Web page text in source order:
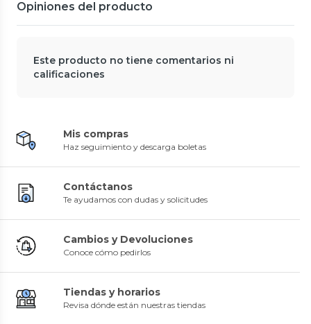
Opiniones del producto
Este producto no tiene comentarios ni
calificaciones
Mis compras
Haz seguimiento y descarga boletas
Contáctanos
Te ayudamos con dudas y solicitudes
Cambios y Devoluciones
Conoce cómo pedirlos
Tiendas y horarios
Revisa dónde están nuestras tiendas